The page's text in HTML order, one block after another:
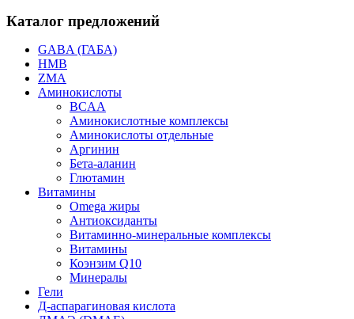
Каталог предложений
GABA (ГАБА)
HMB
ZMA
Аминокислоты
BCAA
Аминокислотные комплексы
Аминокислоты отдельные
Аргинин
Бета-аланин
Глютамин
Витамины
Omega жиры
Антиоксиданты
Витаминно-минеральные комплексы
Витамины
Коэнзим Q10
Минералы
Гели
Д-аспарагиновая кислота